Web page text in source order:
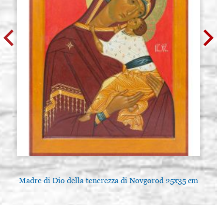
Madre di Dio della tenerezza di Novgorod 25x35 cm